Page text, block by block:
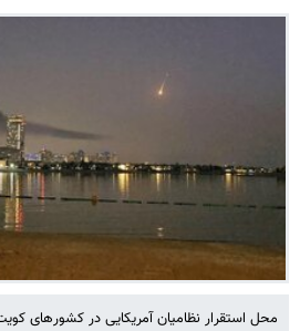
محل استقرار نظامیان آمریکایی در کشورهای